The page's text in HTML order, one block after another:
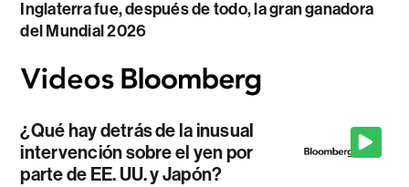
Inglaterra fue, después de todo, la gran ganadora
del Mundial 2026
¿Qué hay detrás de la inusual
intervención sobre el yen por
parte de EE. UU. y Japón?